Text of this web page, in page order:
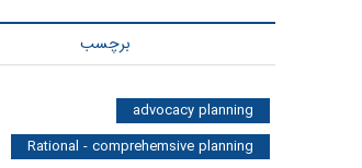
برچسب
advocacy planning
Rational - comprehemsive planning